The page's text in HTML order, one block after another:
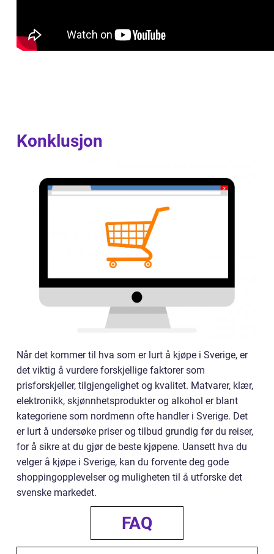
Konklusjon
Når det kommer til hva som er lurt å kjøpe i Sverige, er
det viktig å vurdere forskjellige faktorer som
prisforskjeller, tilgjengelighet og kvalitet. Matvarer, klær,
elektronikk, skjønnhetsprodukter og alkohol er blant
kategoriene som nordmenn ofte handler i Sverige. Det
er lurt å undersøke priser og tilbud grundig før du reiser,
for å sikre at du gjør de beste kjøpene. Uansett hva du
velger å kjøpe i Sverige, kan du forvente deg gode
shoppingopplevelser og muligheten til å utforske det
svenske markedet.
FAQ